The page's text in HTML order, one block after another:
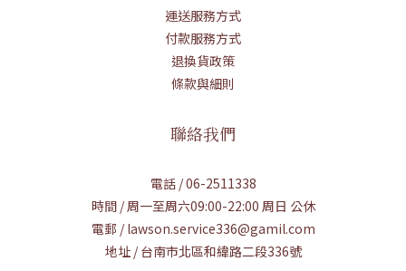
運送服務方式
付款服務方式
退換貨政策
條款與細則
聯絡我們
電話 / 06-2511338
時間 / 周一至周六09:00-22:00 周日 公休
電郵 / lawson.service336@gamil.com
地址 / 台南市北區和緯路二段336號